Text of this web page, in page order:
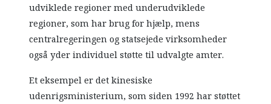
udviklede regioner med underudviklede
regioner, som har brug for hjælp, mens
centralregeringen og statsejede virksomheder
også yder individuel støtte til udvalgte amter.
Et eksempel er det kinesiske
udenrigsministerium, som siden 1992 har støttet